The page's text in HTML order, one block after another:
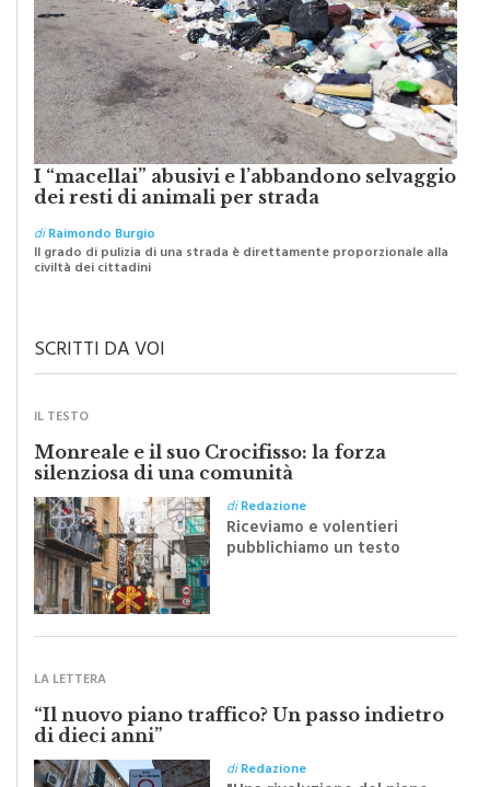
I “macellai” abusivi e l’abbandono selvaggio
dei resti di animali per strada
diRaimondo Burgio
SCRITTI DA VOI
IL TESTO
Monreale e il suo Crocifisso: la forza
silenziosa di una comunità
diRedazione
Riceviamo e volentieri
Sapienza all'indomani della
LA LETTERA
“Il nuovo piano traffico? Un passo indietro
di dieci anni”